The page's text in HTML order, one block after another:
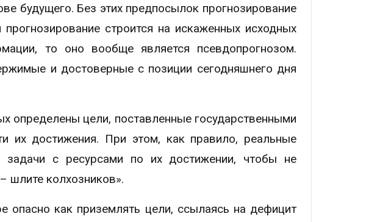
будущего. Без этих предпосылок прогнозирование
строится на искаженных исходных
то оно вообще является псевдопрогнозом.
и достоверные с позиции сегодняшнего дня
определены цели, поставленные государственными
их достижения. При этом, как правило, реальные
задачи с ресурсами по их достижении, чтобы не
шлите колхозников».
опасно как приземлять цели, ссылаясь на дефицит